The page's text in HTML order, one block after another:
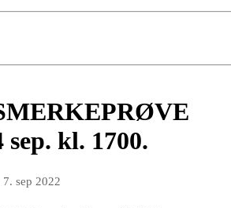
sep. kl. 1700.
7. sep 2022